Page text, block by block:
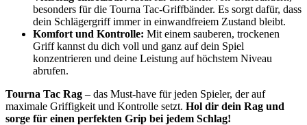
besonders für die Tourna Tac-Griffbänder. Es sorgt dafür, dass
dein Schlägergriff immer in einwandfreiem Zustand bleibt.
Komfort und Kontrolle: Mit einem sauberen, trockenen
Griff kannst du dich voll und ganz auf dein Spiel
konzentrieren und deine Leistung auf höchstem Niveau
abrufen.
Tourna Tac Rag – das Must-have für jeden Spieler, der auf
maximale Griffigkeit und Kontrolle setzt. Hol dir dein Rag und
sorge für einen perfekten Grip bei jedem Schlag!